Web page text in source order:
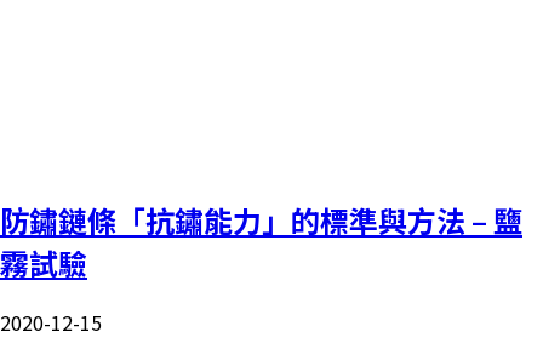
防鏽鏈條「抗鏽能力」的標準與方法 – 鹽
霧試驗
2020-12-15